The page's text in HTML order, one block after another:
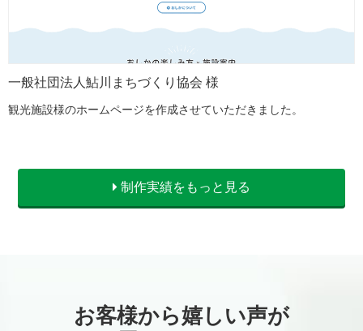
一般社団法人鮎川まちづくり協会 様
観光施設様のホームページを作成させていただきました。
制作実績をもっと見る
お客様から嬉しい声が